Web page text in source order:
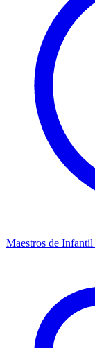
Maestros de Infantil